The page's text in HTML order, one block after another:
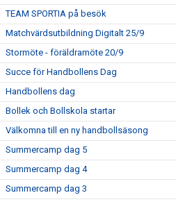
TEAM SPORTIA på besök
Matchvärdsutbildning Digitalt 25/9
Stormöte - föräldramöte 20/9
Succe för Handbollens Dag
Handbollens dag
Bollek och Bollskola startar
Välkomna till en ny handbollsäsong
Summercamp dag 5
Summercamp dag 4
Summercamp dag 3